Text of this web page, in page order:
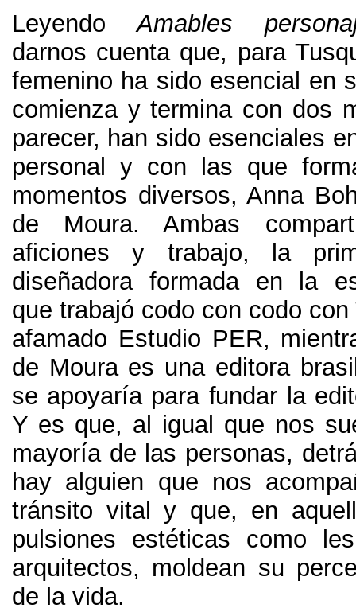
Leyendo
Amables
darnos cuenta que, para
femenino ha sido esencial en
comienza y termina con dos
parecer, han sido esenciales
personal y con las que
momentos diversos,Anna
de Moura.Ambas
aficiones y trabajo,
la
diseñadora formada en la
que trabajó codo con codo
afamado Estudio PER,
de Moura es una editora
se apoyaría para fundar la
Y es que, al igual que nos
mayoría de las personas,
hay alguien que nos
tránsito vital y que, en
pulsiones estéticas como
arquitectos, moldean su
de la vida.